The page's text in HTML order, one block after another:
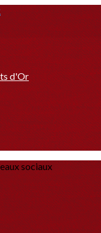
d'Or
sociaux